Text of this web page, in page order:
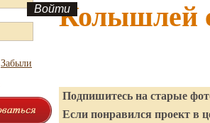
Забыли
Колышлей
Подпишитесь на старые
Если понравился проект в